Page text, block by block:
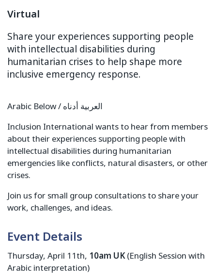
Virtual
Share your experiences supporting people
with intellectual disabilities during
humanitarian crises to help shape more
inclusive emergency response.
Arabic Below / العربية أدناه
Inclusion International wants to hear from members
about their experiences supporting people with
intellectual disabilities during humanitarian
emergencies like conflicts, natural disasters, or other
crises.
Join us for small group consultations to share your
work, challenges, and ideas.
Event Details
Thursday, April 11th, 10am UK(English Session with
Arabic interpretation)